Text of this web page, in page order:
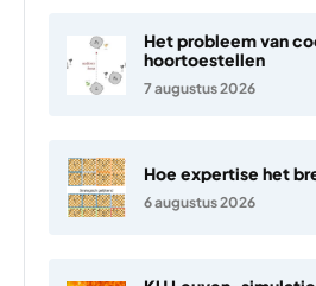
Het probleem van
hoortoestellen
7 augustus 2026
Hoe expertise het
6 augustus 2026